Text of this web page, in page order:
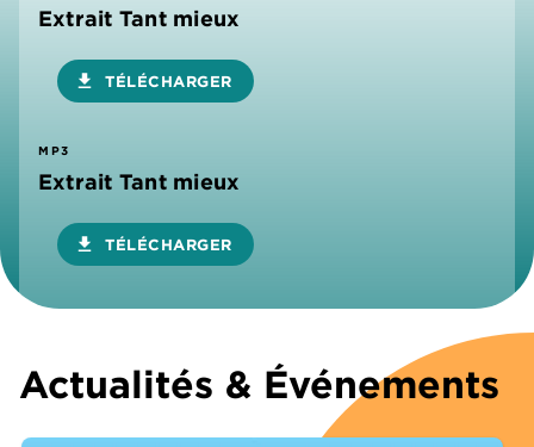
Extrait Tant mieux
download TÉLÉCHARGER
MP3
Extrait Tant mieux
download TÉLÉCHARGER
Actualités & Événements